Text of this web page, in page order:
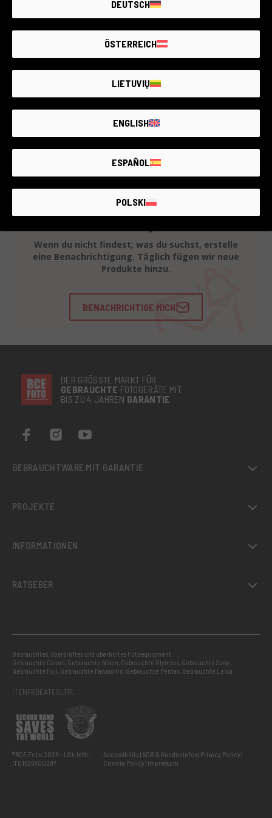
2 Jahre Garantie
RCE Foto - La Spezia
€190
Wenn du nicht findest, was du suchst, erstelle
eine Benachrichtigung. Täglich fügen wir neue
Produkte hinzu.
BENACHRICHTIGE MICH
DER GRÖSSTE MARKT FÜR
GEBRAUCHTE FOTOGERÄTE MIT
BIS ZU 4 JAHREN GARANTIE
GEBRAUCHTWARE MIT GARANTIE
PROJEKTE
INFORMATIONEN
RATGEBER
Gebrauchtes, überprüftes und überholtes Fotoequipment:
Gebrauchte Canon, Gebrauchte Nikon, Gebrauchte Olympus, Gebrauchte Sony,
Gebrauchte Fuji, Gebrauchte Panasonic, Gebrauchte Pentax, Gebrauchte Leica
ITENFRDEATESLTPL
®RCE Foto 2026 – USt-IdNr.:
IT01526800287
Accessibility AGB & Kundeninfos Privacy Policy
Cookie Policy Impressum
DEUTSCH
ÖSTERREICH
LIETUVIŲ
ENGLISH
ESPAÑOL
POLSKI